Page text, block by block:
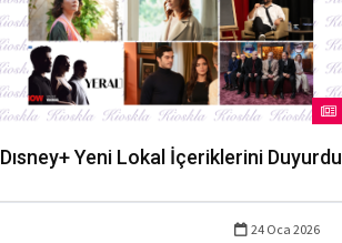
Dısney+ Yeni Lokal İçeriklerini Duyurdu
24 Oca 2026